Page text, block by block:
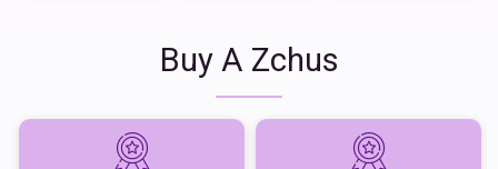
Buy A Zchus